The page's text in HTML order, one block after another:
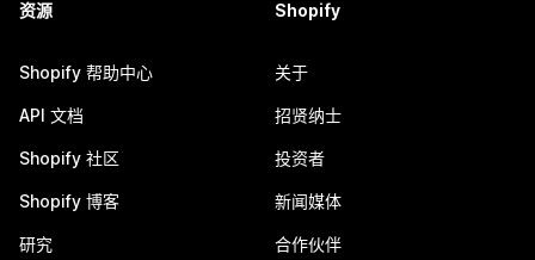
资源
Shopify 帮助中心
API 文档
Shopify 社区
Shopify 博客
研究
Shopify
关于
招贤纳士
投资者
新闻媒体
合作伙伴